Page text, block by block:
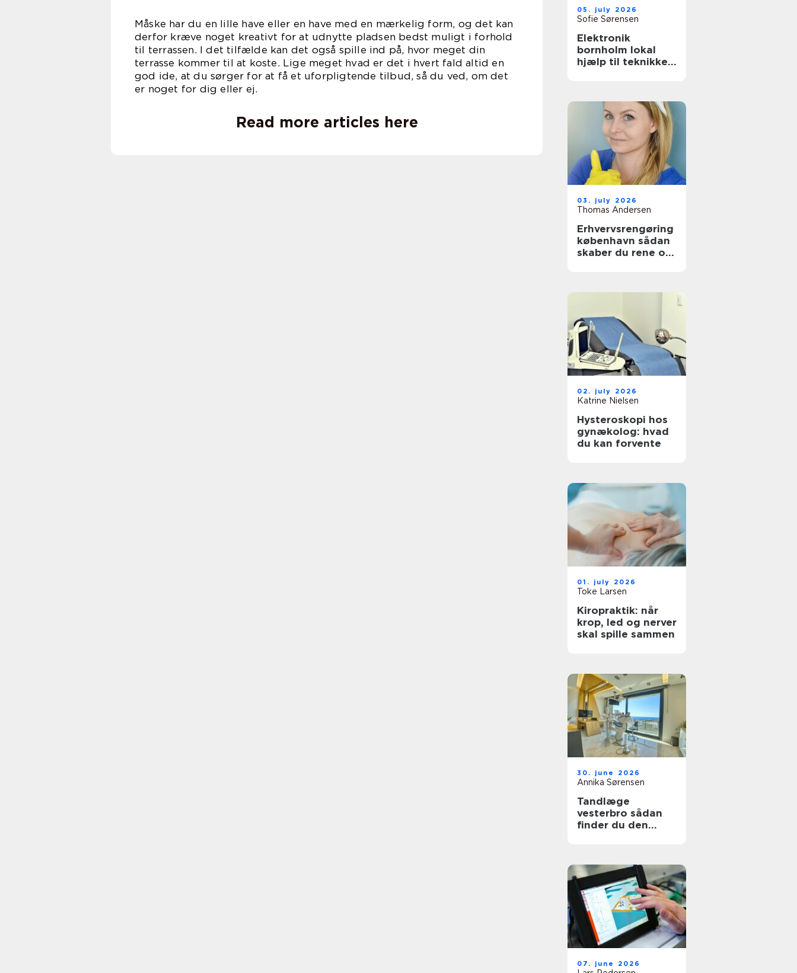
Måske har du en lille have eller en have med en mærkelig form, og det kan
derfor kræve noget kreativt for at udnytte pladsen bedst muligt i forhold
til terrassen. I det tilfælde kan det også spille ind på, hvor meget din
terrasse kommer til at koste. Lige meget hvad er det i hvert fald altid en
god ide, at du sørger for at få et uforpligtende tilbud, så du ved, om det
er noget for dig eller ej.
Read more articles here
05. july 2026
Sofie Sørensen
Elektronik
bornholm lokal
hjælp til teknikken
03. july 2026
Thomas Andersen
Erhvervsrengøring
københavn sådan
skaber du rene og
02. july 2026
Katrine Nielsen
Hysteroskopi hos
gynækolog: hvad
du kan forvente
01. july 2026
Toke Larsen
Kiropraktik: når
krop, led og nerver
skal spille sammen
30. june 2026
Annika Sørensen
Tandlæge
vesterbro sådan
finder du den
07. june 2026